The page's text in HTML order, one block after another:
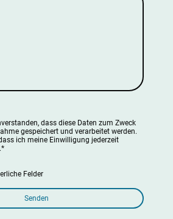
dass diese Daten zum Zweck
gespeichert und verarbeitet werden.
ich meine Einwilligung jederzeit
*
Felder
Senden